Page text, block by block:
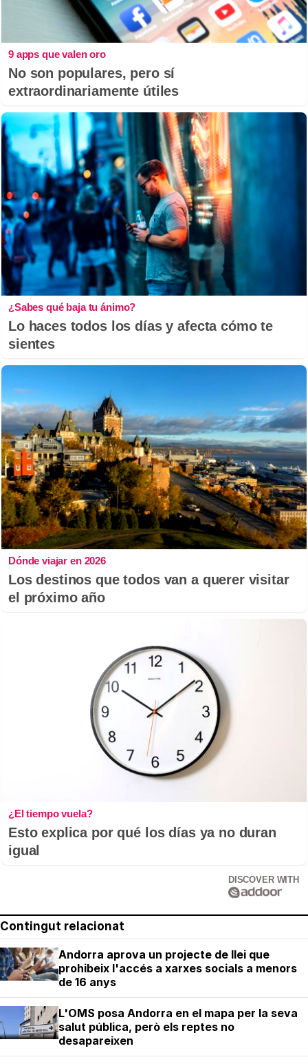
9 apps que valen oro
No son populares, pero sí
extraordinariamente útiles
¿Sabes qué baja tu ánimo?
Lo haces todos los días y afecta cómo te
sientes
Dónde viajar en 2026
Los destinos que todos van a querer visitar
el próximo año
¿El tiempo vuela?
Esto explica por qué los días ya no duran
igual
DISCOVER WITH
Contingut relacionat
Andorra aprova un projecte de llei que
prohibeix l'accés a xarxes socials a menors
de 16 anys
L'OMS posa Andorra en el mapa per la seva
salut pública, però els reptes no
desapareixen